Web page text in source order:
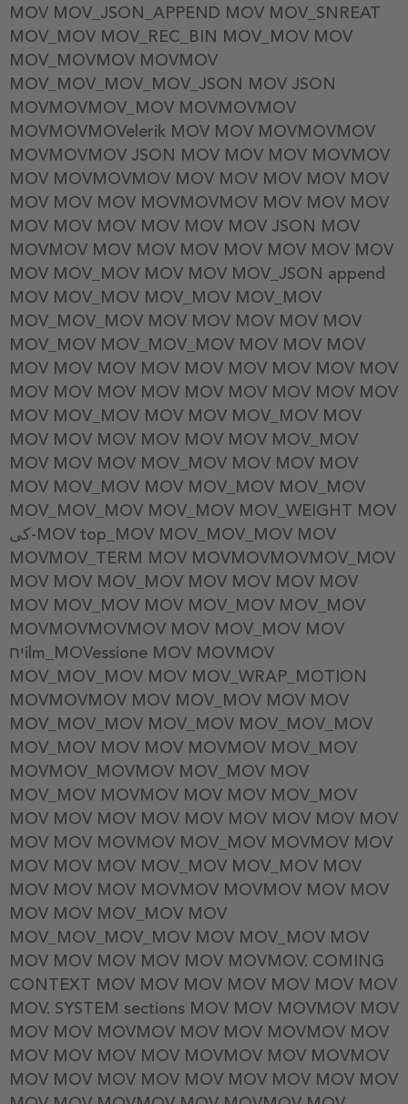
MOV MOV_JSON_APPEND MOV MOV_SNREAT
MOV_MOV MOV_REC_BIN MOV_MOV MOV
MOV_MOVMOV MOVMOV
MOV_MOV_MOV_MOV_JSON MOV JSON
MOVMOVMOV_MOV MOVMOVMOV
MOVMOVMOVelerik MOV MOV MOVMOVMOV
MOVMOVMOV JSON MOV MOV MOV MOVMOV
MOV MOVMOVMOV MOV MOV MOV MOV MOV
MOV MOV MOV MOVMOVMOV MOV MOV MOV
MOV MOV MOV MOV MOV MOV JSON MOV
MOVMOV MOV MOV MOV MOV MOV MOV MOV
MOV MOV_MOV MOV MOV MOV_JSON append
MOV MOV_MOV MOV_MOV MOV_MOV
MOV_MOV_MOV MOV MOV MOV MOV MOV
MOV_MOV MOV_MOV_MOV MOV MOV MOV
MOV MOV MOV MOV MOV MOV MOV MOV MOV
MOV MOV MOV MOV MOV MOV MOV MOV MOV
MOV MOV_MOV MOV MOV MOV_MOV MOV
MOV MOV MOV MOV MOV MOV MOV_MOV
MOV MOV MOV MOV_MOV MOV MOV MOV
MOV MOV_MOV MOV MOV_MOV MOV_MOV
MOV_MOV_MOV MOV_MOV MOV_WEIGHT MOV
کی-MOV top_MOV MOV_MOV_MOV MOV
MOVMOV_TERM MOV MOVMOVMOVMOV_MOV
MOV MOV MOV_MOV MOV MOV MOV MOV
MOV MOV_MOV MOV MOV_MOV MOV_MOV
MOVMOVMOVMOV MOV MOV_MOV MOV
יחilm_MOVessione MOV MOVMOV
MOV_MOV_MOV MOV MOV_WRAP_MOTION
MOVMOVMOV MOV MOV_MOV MOV MOV
MOV_MOV_MOV MOV_MOV MOV_MOV_MOV
MOV_MOV MOV MOV MOVMOV MOV_MOV
MOVMOV_MOVMOV MOV_MOV MOV
MOV_MOV MOVMOV MOV MOV MOV_MOV
MOV MOV MOV MOV MOV MOV MOV MOV MOV
MOV MOV MOVMOV MOV_MOV MOVMOV MOV
MOV MOV MOV MOV_MOV MOV_MOV MOV
MOV MOV MOV MOVMOV MOVMOV MOV MOV
MOV MOV MOV_MOV MOV
MOV_MOV_MOV_MOV MOV MOV_MOV MOV
MOV MOV MOV MOV MOV MOVMOV. COMING
CONTEXT MOV MOV MOV MOV MOV MOV MOV
MOV. SYSTEM sections MOV MOV MOVMOV MOV
MOV MOV MOVMOV MOV MOV MOVMOV MOV
MOV MOV MOV MOV MOVMOV MOV MOVMOV
MOV MOV MOV MOV MOV MOV MOV MOV MOV